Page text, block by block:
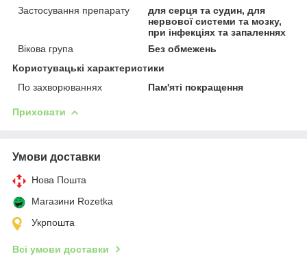
Застосування препарату
для серця та судин, для
нервової системи та мозку,
при інфекціях та запаленнях
Вікова група
Без обмежень
Користувацькi характеристики
По захворюваннях
Пам'яті покращення
Приховати
Умови доставки
Нова Пошта
Магазини Rozetka
Укрпошта
Всі умови доставки